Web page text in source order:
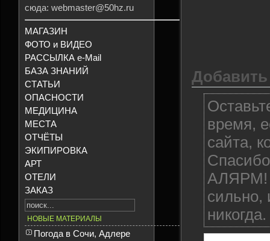
сюда: webmaster@50hz.ru
МАГАЗИН
ФОТО и ВИДЕО
РАССЫЛКА e-Mail
БАЗА ЗНАНИЙ
СТАТЬИ
ОПАСНОСТИ
МЕДИЦИНА
МЕСТА
ОТЧЁТЫ
ЭКИПИРОВКА
АРТ
ОТЕЛИ
ЗАКАЗ
НОВЫЕ МАТЕРИАЛЫ
Погода в Сочи, Адлере
время,
сайта,
АЛЯРМ!
сильно,